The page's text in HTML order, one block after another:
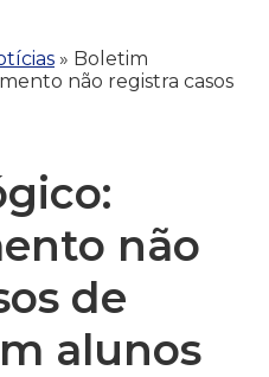
» Boletim
não registra casos
não
de
alunos